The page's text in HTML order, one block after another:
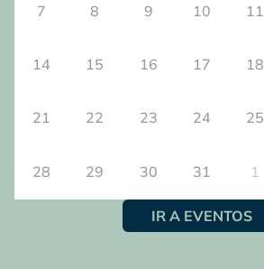
7 8 9 10 11
14 15 16 17 18
21 22 23 24 25
28 29 30 31 1
IR A EVENTOS